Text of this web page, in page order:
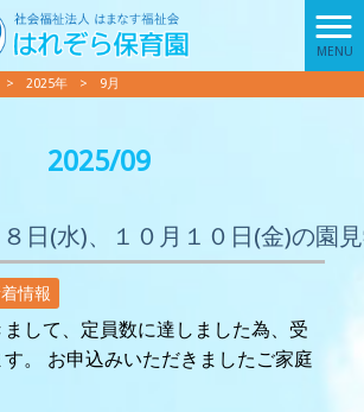
MENU
> 2025年 > 9月
2025/09
８日(水)、１０月１０日(金)の園
情報
して、定員数に達しました為、受
。 お申込みいただきましたご家庭